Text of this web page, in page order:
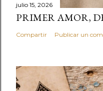
julio 15, 2026
PRIMER AMOR,
Compartir Publicar un